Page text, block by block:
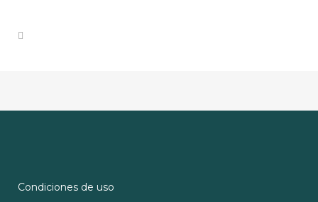
Condiciones de uso